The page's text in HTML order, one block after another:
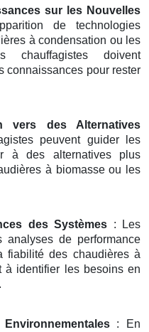
sur les Nouvelles
de technologies
à condensation ou les
chauffagistes doivent
connaissances pour rester
vers des Alternatives
peuvent guider les
à des alternatives plus
à biomasse ou les
des Systèmes : Les
analyses de performance
fiabilité des chaudières à
à identifier les besoins en
: En